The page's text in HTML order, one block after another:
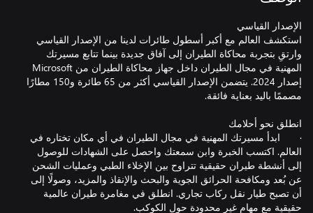
استكشف العالم مع أكبر أسطول طائرات لدينا من الإصدار القياسي
وارتقِ بتجربة محاكاة الطيران إلى آفاق جديدة بينما تتابع مسيرتك
المهنية في مجال الطيران داخل جهاز محاكاة الطيران من Microsoft
إصدار 2024. يتضمن الإصدار القياسي أكثر من 65 طائرة و150 مطارًا
· ابدأ مسيرتك المهنية في مجال الطيران في أي مكان تختاره في
العالم. اكتسب الخبرة وابن سمعتك واحصل على الشهادات للوصول
إلى أنشطة طيران حقيقية تتراوح بين الإخلاء الطبي وعمليات الشحن
عن بُعد ومكافحة الحرائق الجوية والبحث والإنقاذ والمزيد، وصولًا إلى
أن تصبح طيار نقل ركاب تجاري. انطلق في مغامرة طيران عالمية